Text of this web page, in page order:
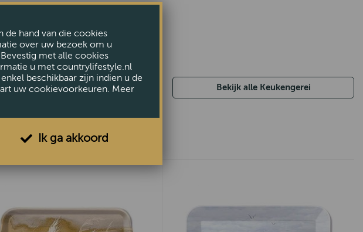
Bekijk alle Keukengerei
de hand van die cookies
over uw bezoek om u
met alle cookies
u met countrylifestyle.nl
beschikbaar zijn indien u de
uw cookievoorkeuren. Meer
Ik ga akkoord